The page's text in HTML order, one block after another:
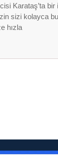
Karataş’ta
sizi kolayca
hızla